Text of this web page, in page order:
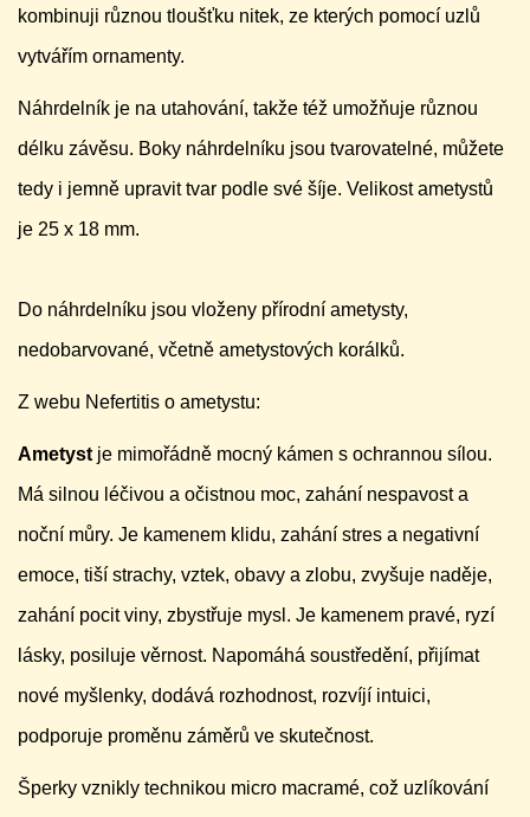
kombinuji různou tloušťku nitek, ze kterých pomocí uzlů
vytvářím ornamenty.
Náhrdelník je na utahování, takže též umožňuje různou
délku závěsu. Boky náhrdelníku jsou tvarovatelné, můžete
tedy i jemně upravit tvar podle své šíje. Velikost ametystů
je 25 x 18 mm.
Do náhrdelníku jsou vloženy přírodní ametysty,
nedobarvované, včetně ametystových korálků.
Z webu Nefertitis o ametystu:
Ametyst je mimořádně mocný kámen s ochrannou sílou.
Má silnou léčivou a očistnou moc, zahání nespavost a
noční můry. Je kamenem klidu, zahání stres a negativní
emoce, tiší strachy, vztek, obavy a zlobu, zvyšuje naděje,
zahání pocit viny, zbystřuje mysl. Je kamenem pravé, ryzí
lásky, posiluje věrnost. Napomáhá soustředění, přijímat
nové myšlenky, dodává rozhodnost, rozvíjí intuici,
podporuje proměnu záměrů ve skutečnost.
Šperky vznikly technikou micro macramé, což uzlíkování